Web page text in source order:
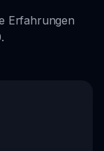
Erfahrungen